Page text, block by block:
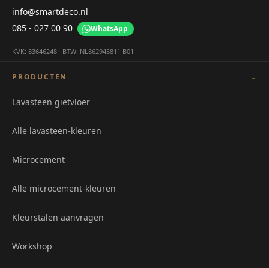
info@smartdeco.nl
085 - 027 00 90
WhatsApp
KVK: 83646248 · BTW: NL862945811 B01
PRODUCTEN
Lavasteen gietvloer
Alle lavasteen-kleuren
Microcement
Alle microcement-kleuren
Kleurstalen aanvragen
Workshop